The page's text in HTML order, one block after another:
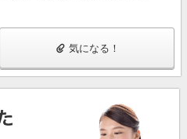
気になる！